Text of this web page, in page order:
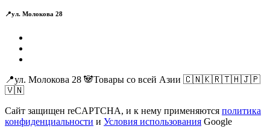
📍ул. Молокова 28
📍ул. Молокова 28 🐼Товары со всей Азии 🇨🇳🇰🇷🇹🇭🇯🇵
🇻🇳
Сайт защищен reCAPTCHA, и к нему применяются политика
конфиденциальности и Условия использования Google